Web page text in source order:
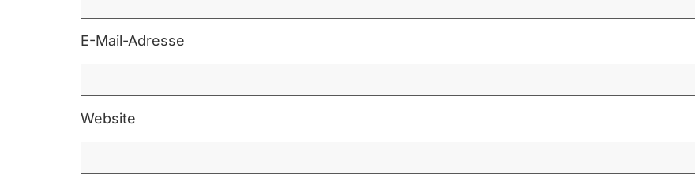
E-Mail-Adresse
Website